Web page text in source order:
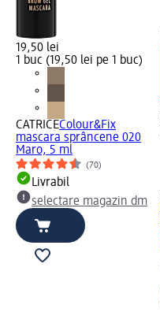
19,50 lei
1 buc (19,50 lei pe 1 buc)
CATRICEColour&Fix
mascara sprâncene 020
Maro, 5 ml
(70)
Livrabil
selectare magazin dm